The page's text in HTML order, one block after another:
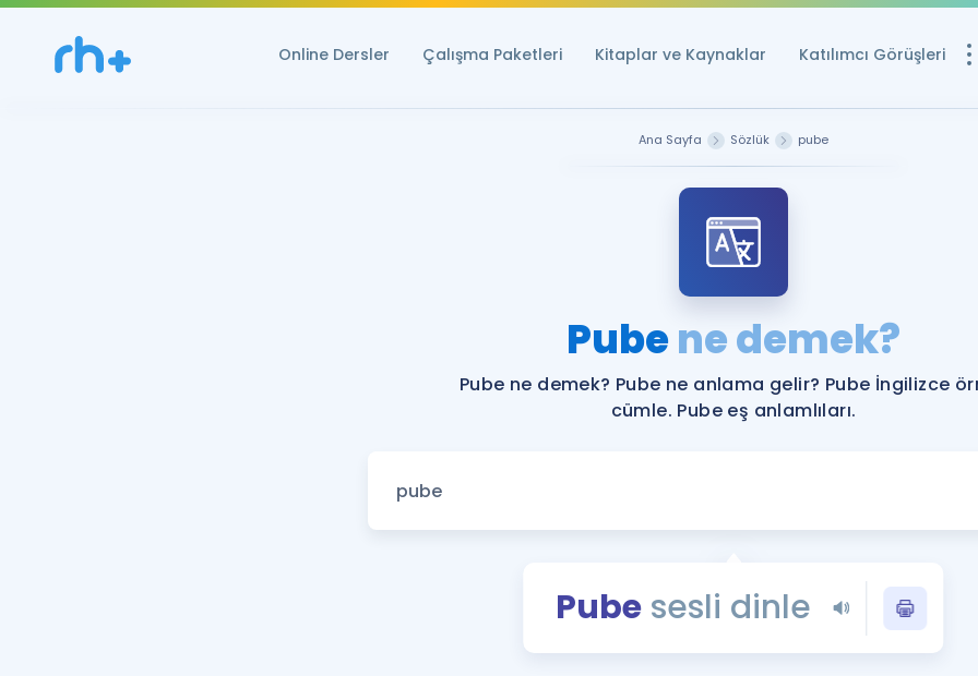
Online Dersler Çalışma Paketleri Kitaplar ve Kaynaklar Katılımcı Görüşleri
YDS ve YÖKDİL
Rehberlik Aracı
YDS ve YÖKDİL'e
Tüm ÖSYM
YDS - YÖKDİL
İngilizce Gramer
Ana Sayfa Sözlük pube
Pubene demek?
Pube ne demek? Pube ne anlama gelir? Pube İngilizce
cümle. Pube eş anlamlıları.
Pube sesli dinle